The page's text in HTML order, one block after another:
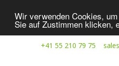
Wir verwenden Cookies,
Sie auf Zustimmen klicken,
+41 55 210 79 75